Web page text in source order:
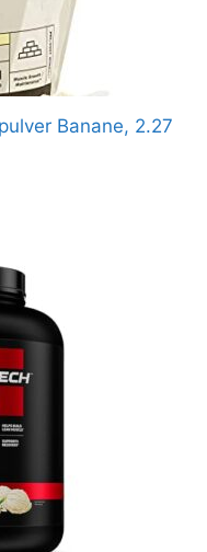
Banane, 2.27